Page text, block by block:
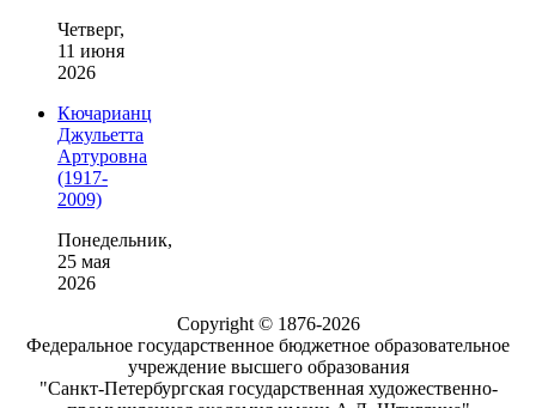
Четверг,
11 июня
2026
Кючарианц
Джульетта
Артуровна
(1917-
2009)
Понедельник,
25 мая
2026
Copyright © 1876-2026
Федеральное государственное бюджетное образовательное
учреждение высшего образования
"Санкт-Петербургская государственная художественно-